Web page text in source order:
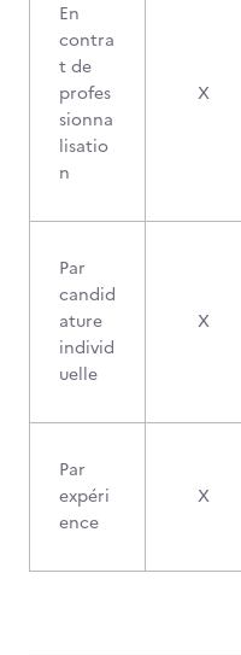
En
contra
t de
profes
sionna
lisatio
n
X
Par
candid
ature
individ
uelle
X
Par
expéri
ence
X